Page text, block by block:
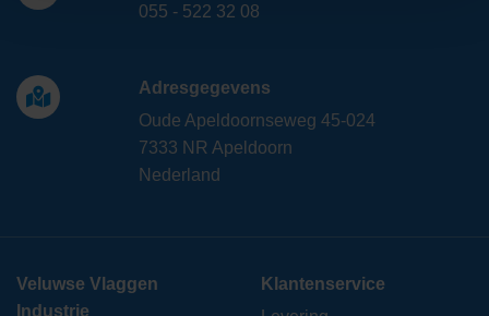
055 - 522 32 08
Adresgegevens
Oude Apeldoornseweg 45-024
7333 NR Apeldoorn
Nederland
Veluwse Vlaggen
Industrie
Klantenservice